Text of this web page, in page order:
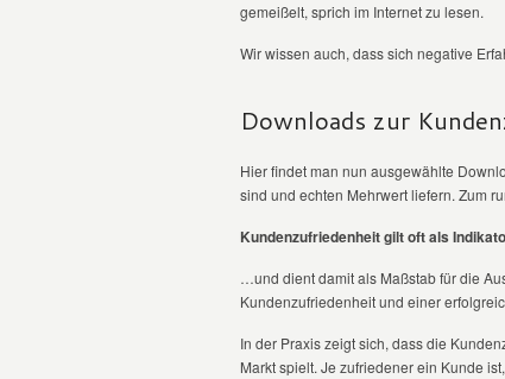
gemeißelt, sprich im Internet zu lesen.
Wir wissen auch, dass sich negative
Downloads zur
Hier findet man nun ausgewählte
sind und echten Mehrwert liefern. Zum
Kundenzufriedenheit gilt oft als
…und dient damit als Maßstab für die
Kundenzufriedenheit und einer
In der Praxis zeigt sich, dass die
Markt spielt. Je zufriedener ein Kunde